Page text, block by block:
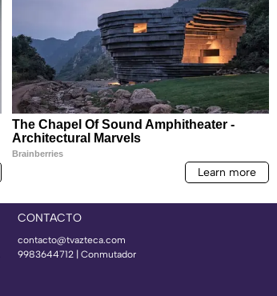
CONTACTO
contacto@tvazteca.com
9983644712 | Conmutador